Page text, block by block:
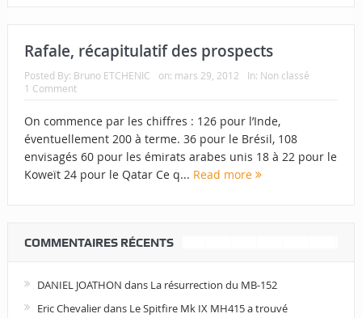
Rafale, récapitulatif des prospects
Posted By: Bruno ETCHENIC on: mars 29, 2012 In: Non classé
1 Comment
On commence par les chiffres : 126 pour l’Inde,
éventuellement 200 à terme. 36 pour le Brésil, 108
envisagés 60 pour les émirats arabes unis 18 à 22 pour le
Koweït 24 pour le Qatar Ce q... Read more
COMMENTAIRES RÉCENTS
DANIEL JOATHON dans La résurrection du MB-152
Eric Chevalierdans Le Spitfire Mk IX MH415 a trouvé